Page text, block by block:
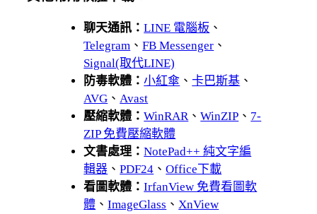
聊天通訊：LINE 電腦板 、
Telegram 、FB Messenger 、
Signal(取代LINE)
防毒軟體：小紅傘 、卡巴斯基 、
AVG 、 Avast
壓縮軟體：WinRAR 、WinZIP 、 7-
ZIP 免費壓縮軟體
文書處理：NotePad++ 純文字編
輯器 、PDF24 、Office下載
看圖軟體：IrfanView 免費看圖軟
體 、ImageGlass 、 XnView